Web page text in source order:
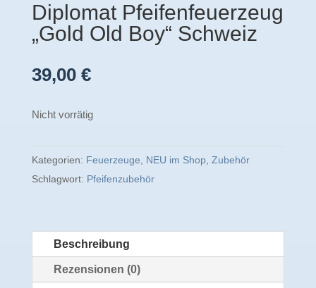
Diplomat Pfeifenfeuerzeug
„Gold Old Boy“ Schweiz
39,00 €
Nicht vorrätig
Kategorien: Feuerzeuge, NEU im Shop, Zubehör
Schlagwort: Pfeifenzubehör
Beschreibung
Rezensionen (0)